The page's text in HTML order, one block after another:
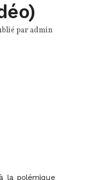
paradmin
la polémique